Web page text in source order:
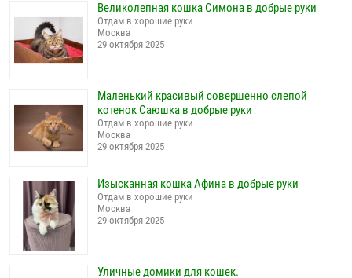
Великолепная кошка Симона в добрые руки
Отдам в хорошие руки
Москва
29 октября 2025
Маленький красивый совершенно слепой
котенок Саюшка в добрые руки
Отдам в хорошие руки
Москва
29 октября 2025
Изысканная кошка Афина в добрые руки
Отдам в хорошие руки
Москва
29 октября 2025
Уличные домики для кошек.